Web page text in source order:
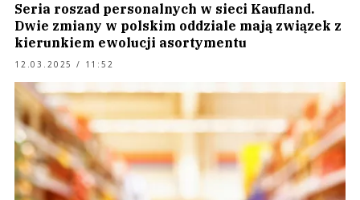
Seria roszad personalnych w sieci Kaufland.
Dwie zmiany w polskim oddziale mają związek z
kierunkiem ewolucji asortymentu
12.03.2025 / 11:52